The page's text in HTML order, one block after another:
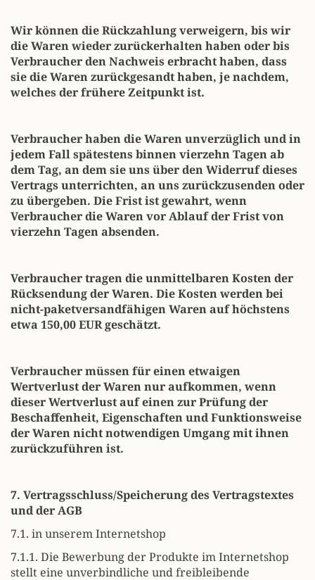
Wir können die Rückzahlung verweigern, bis wir
die Waren wieder zurückerhalten haben oder bis
Verbraucher den Nachweis erbracht haben, dass
sie die Waren zurückgesandt haben, je nachdem,
welches der frühere Zeitpunkt ist.
Verbraucher haben die Waren unverzüglich und in
jedem Fall spätestens binnen vierzehn Tagen ab
dem Tag, an dem sie uns über den Widerruf dieses
Vertrags unterrichten, an uns zurückzusenden oder
zu übergeben. Die Frist ist gewahrt, wenn
Verbraucher die Waren vor Ablauf der Frist von
vierzehn Tagen absenden.
Verbraucher tragen die unmittelbaren Kosten der
Rücksendung der Waren. Die Kosten werden bei
nicht-paketversandfähigen Waren auf höchstens
etwa 150,00 EUR geschätzt.
Verbraucher müssen für einen etwaigen
Wertverlust der Waren nur aufkommen, wenn
dieser Wertverlust auf einen zur Prüfung der
Beschaffenheit, Eigenschaften und Funktionsweise
der Waren nicht notwendigen Umgang mit ihnen
zurückzuführen ist.
7. Vertragsschluss/Speicherung des Vertragstextes
und der AGB
7.1. in unserem Internetshop
7.1.1. Die Bewerbung der Produkte im Internetshop
stellt eine unverbindliche und freibleibende